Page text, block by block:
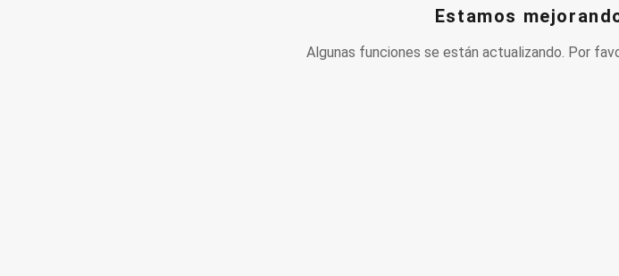
Estamos
Algunas funciones se están actualizando. Por